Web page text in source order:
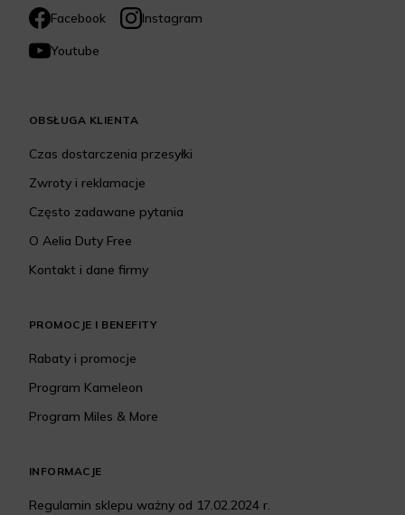
Facebook
Instagram
Youtube
OBSŁUGA KLIENTA
Czas dostarczenia przesyłki
Zwroty i reklamacje
Często zadawane pytania
O Aelia Duty Free
Kontakt i dane firmy
PROMOCJE I BENEFITY
Rabaty i promocje
Program Kameleon
Program Miles & More
INFORMACJE
Regulamin sklepu ważny od 17.02.2024 r.